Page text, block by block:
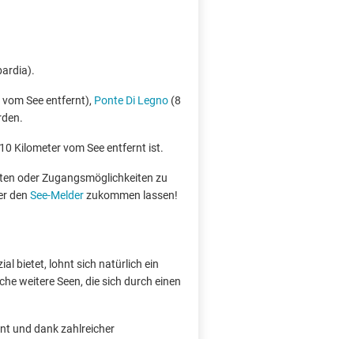
See entfernt), Ponte Di Legno (8
Kilometer vom See entfernt ist.
oder Zugangsmöglichkeiten zu
den See-Melderzukommen lassen!
bietet, lohnt sich natürlich ein
weitere Seen, die sich durch einen
und dank zahlreicher